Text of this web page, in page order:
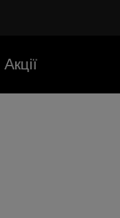
Акції